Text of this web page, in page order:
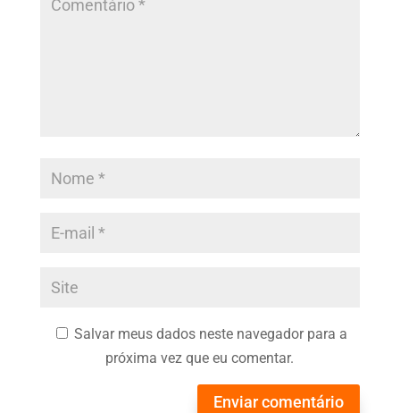
Salvar meus dados neste navegador para a
próxima vez que eu comentar.
Enviar comentário